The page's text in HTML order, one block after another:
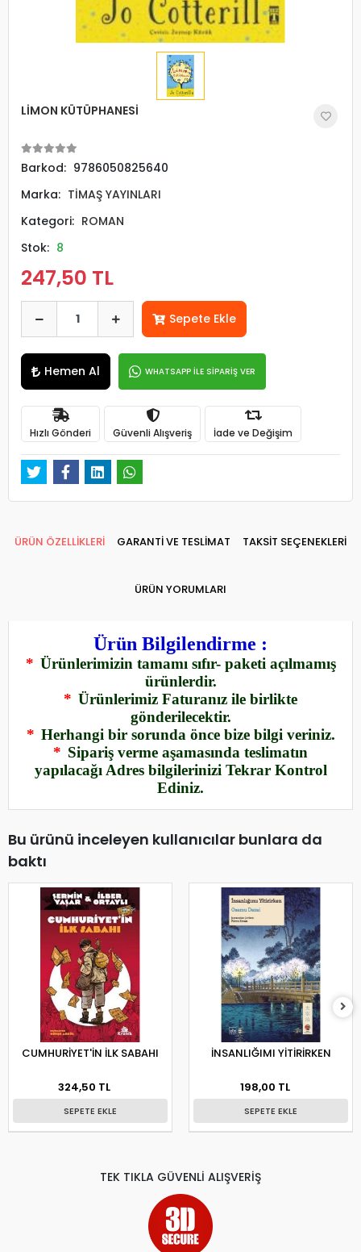
LİMON KÜTÜPHANESİ
Barkod: 9786050825640
Marka: TİMAŞ YAYINLARI
Kategori: ROMAN
Stok: 8
247,50 TL
Sepete Ekle
Hemen Al WHATSAPP İLE SİPARİŞ VER
Hızlı Gönderi Güvenli Alışveriş İade ve Değişim
ÜRÜN ÖZELLİKLERİ GARANTİ VE TESLİMAT TAKSİT SEÇENEKLERİ
ÜRÜN YORUMLARI
Ürün Bilgilendirme :
* Ürünlerimizin tamamı sıfır- paketi açılmamış
ürünlerdir.
* Ürünlerimiz Faturanız ile birlikte
gönderilecektir.
* Herhangi bir sorunda önce bize bilgi veriniz.
* Sipariş verme aşamasında teslimatın
yapılacağı Adres bilgilerinizi Tekrar Kontrol
Ediniz.
Bu ürünü inceleyen kullanıcılar bunlara da
baktı
CUMHURİYET'İN İLK SABAHI
324,50 TL
SEPETE EKLE
İNSANLIĞIMI YİTİRİRKEN
198,00 TL
SEPETE EKLE
TEK TIKLA GÜVENLİ ALIŞVERİŞ